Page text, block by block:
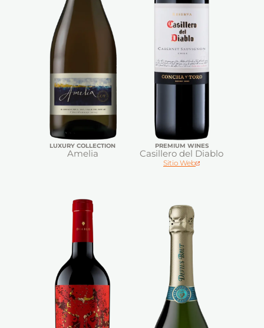
LUXURY COLLECTION
Amelia
PREMIUM WINES
Casillero del Diablo
Sitio Web